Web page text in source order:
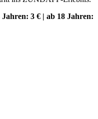
Jahren: 3 € | ab 18 Jahren: